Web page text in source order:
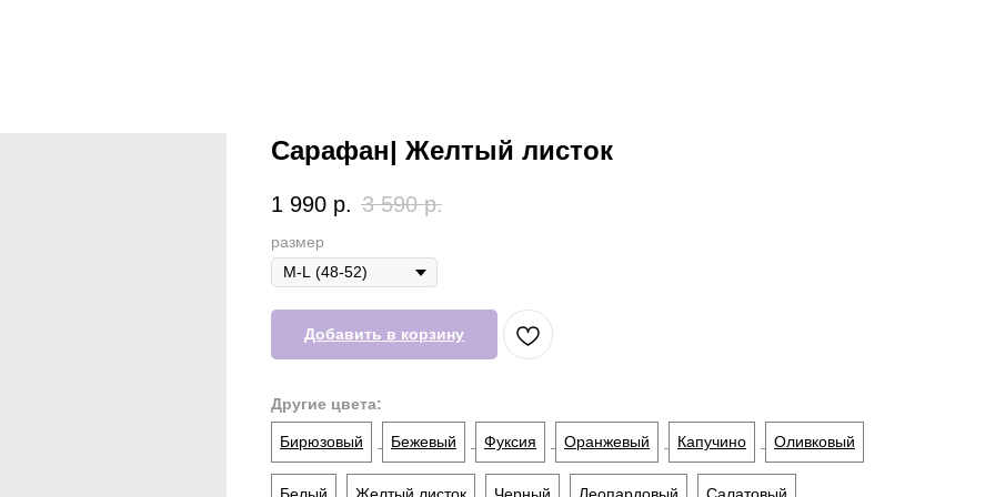
Сарафан| Желтый листок
1 990 р. 3 590 р.
размер
Добавить в корзину
Другие цвета:
Бирюзовый Бежевый Фуксия Оранжевый Капучино Оливковый